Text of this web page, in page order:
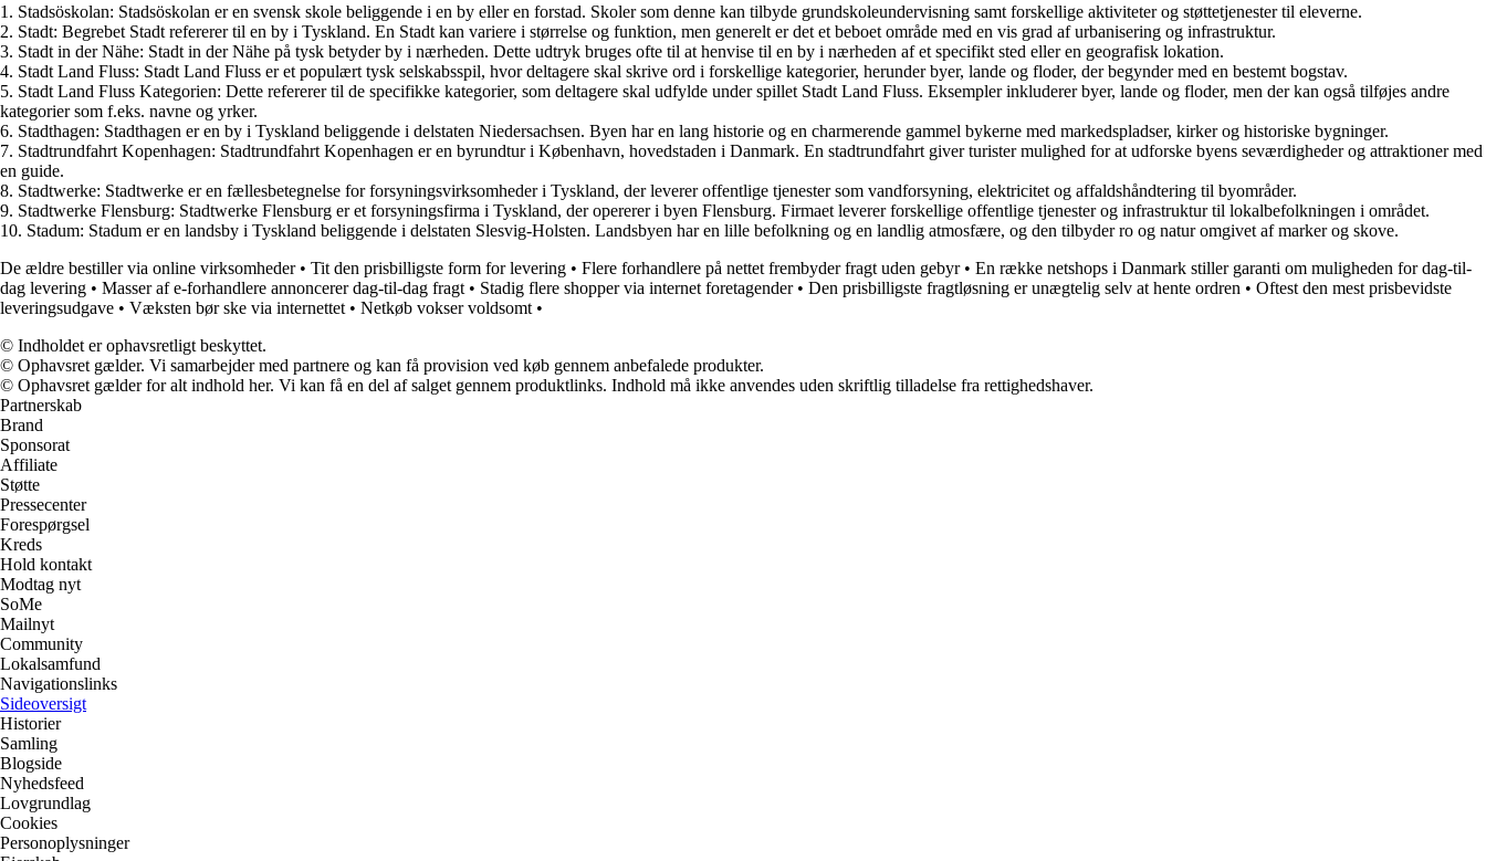
1. Stadsöskolan: Stadsöskolan er en svensk skole beliggende i en by eller en forstad. Skoler som denne kan tilbyde grundskoleundervisning samt forskellige aktiviteter og støttetjenester til eleverne.
2. Stadt: Begrebet Stadt refererer til en by i Tyskland. En Stadt kan variere i størrelse og funktion, men generelt er det et beboet område med en vis grad af urbanisering og infrastruktur.
3. Stadt in der Nähe: Stadt in der Nähe på tysk betyder by i nærheden. Dette udtryk bruges ofte til at henvise til en by i nærheden af et specifikt sted eller en geografisk lokation.
4. Stadt Land Fluss: Stadt Land Fluss er et populært tysk selskabsspil, hvor deltagere skal skrive ord i forskellige kategorier, herunder byer, lande og floder, der begynder med en bestemt bogstav.
5. Stadt Land Fluss Kategorien: Dette refererer til de specifikke kategorier, som deltagere skal udfylde under spillet Stadt Land Fluss. Eksempler inkluderer byer, lande og floder, men der kan også tilføjes andre
kategorier som f.eks. navne og yrker.
6. Stadthagen: Stadthagen er en by i Tyskland beliggende i delstaten Niedersachsen. Byen har en lang historie og en charmerende gammel bykerne med markedspladser, kirker og historiske bygninger.
7. Stadtrundfahrt Kopenhagen: Stadtrundfahrt Kopenhagen er en byrundtur i København, hovedstaden i Danmark. En stadtrundfahrt giver turister mulighed for at udforske byens seværdigheder og attraktioner med
en guide.
8. Stadtwerke: Stadtwerke er en fællesbetegnelse for forsyningsvirksomheder i Tyskland, der leverer offentlige tjenester som vandforsyning, elektricitet og affaldshåndtering til byområder.
9. Stadtwerke Flensburg: Stadtwerke Flensburg er et forsyningsfirma i Tyskland, der opererer i byen Flensburg. Firmaet leverer forskellige offentlige tjenester og infrastruktur til lokalbefolkningen i området.
10. Stadum: Stadum er en landsby i Tyskland beliggende i delstaten Slesvig-Holsten. Landsbyen har en lille befolkning og en landlig atmosfære, og den tilbyder ro og natur omgivet af marker og skove.
De ældre bestiller via online virksomheder• Tit den prisbilligste form for levering • Flere forhandlere på nettet frembyder fragt uden gebyr• En række netshops i Danmark stiller garanti om muligheden for dag-til-
dag levering • Masser af e-forhandlere annoncerer dag-til-dag fragt • Stadig flere shopper via internet foretagender• Den prisbilligste fragtløsning er unægtelig selv at hente ordren • Oftest den mest prisbevidste
leveringsudgave • Væksten bør ske via internettet • Netkøb vokser voldsomt •
© Indholdet er ophavsretligt beskyttet.
© Ophavsret gælder. Vi samarbejder med partnere og kan få provision ved køb gennem anbefalede produkter.
© Ophavsret gælder for alt indhold her. Vi kan få en del af salget gennem produktlinks. Indhold må ikke anvendes uden skriftlig tilladelse fra rettighedshaver.
Partnerskab
Brand
Sponsorat
Affiliate
Støtte
Pressecenter
Forespørgsel
Kreds
Hold kontakt
Modtag nyt
SoMe
Mailnyt
Community
Lokalsamfund
Navigationslinks
Sideoversigt
Historier
Samling
Blogside
Nyhedsfeed
Lovgrundlag
Cookies
Personoplysninger